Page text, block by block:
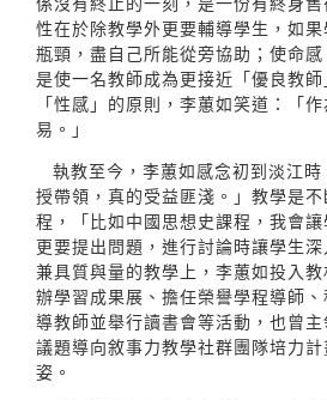
性在於除教學外更要輔導學生，如
瓶頸，盡自己所能從旁協助；使命
是使一名教師成為更接近「優良教
「性感」的原則，李蕙如笑道：「
易。」
執教至今，李蕙如感念初到淡江
授帶領，真的受益匪淺。」教學是
程，「比如中國思想史課程，我會讓
更要提出問題，進行討論時讓學生
兼具質與量的教學上，李蕙如投入
辦學習成果展、擔任榮譽學程導師
導教師並舉行讀書會等活動，也曾
議題導向敘事力教學社群團隊培力
姿。